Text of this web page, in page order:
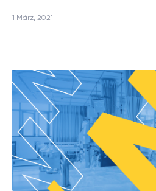
1 März, 2021